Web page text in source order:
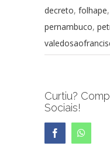
decreto,folhape
pernambuco,
Curtiu?
Sociais!
Facebook